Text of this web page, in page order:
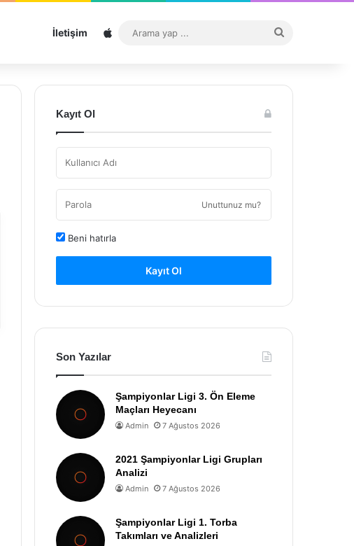
İletişim Sitemap
...
Kayıt Ol
Unuttunuz mu?
Beni hatırla
Kayıt Ol
Son Yazılar
Şampiyonlar Ligi 3. Ön Eleme
Maçları Heyecanı
Admin 7 Ağustos 2026
2021 Şampiyonlar Ligi Grupları
Analizi
Admin 7 Ağustos 2026
Şampiyonlar Ligi 1. Torba
Takımları ve Analizleri